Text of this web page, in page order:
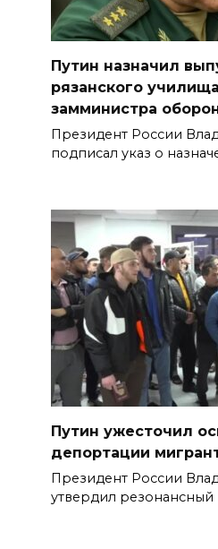
Путин назначил
рязанского
замминистра
Президент России
подписал указ о
Путин ужесточил
депортации
Президент России
утвердил резонансный